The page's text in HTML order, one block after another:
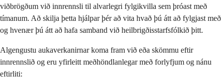
viðbrögðum við innrennsli til alvarlegri fylgikvilla sem þróast með
tímanum. Að skilja þetta hjálpar þér að vita hvað þú átt að fylgjast með
og hvenær þú átt að hafa samband við heilbrigðisstarfsfólkið þitt.
Algengustu aukaverkanirnar koma fram við eða skömmu eftir
innrennslið og eru yfirleitt meðhöndlanlegar með forlyfjum og nánu
eftirliti: